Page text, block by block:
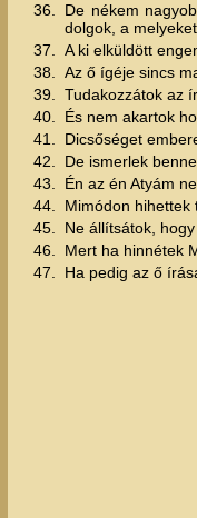
36.
De nékem
dolgok, a
37.
A ki elküldött
38.
Az ő ígéje sincs
39.
Tudakozzátok az
40.
És nem akartok
41.
Dicsőséget
42.
De ismerlek
43.
Én az én Atyám
44.
Mimódon hihettek
45.
Ne állítsátok,
46.
Mert ha hinnétek
47.
Ha pedig az ő